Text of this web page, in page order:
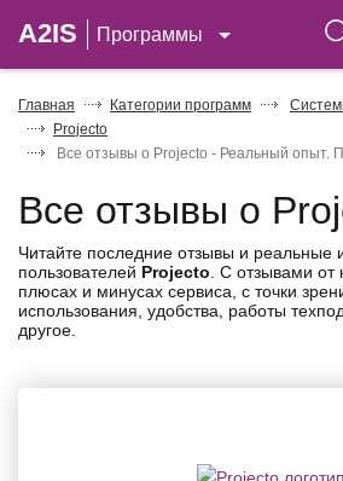
A2IS Программы
Главная Категории программ
Projecto
Все отзывы о Projecto - Реальный опыт.
Все отзывы о
Читайте последние отзывы и реальные
пользователей Projecto . С отзывами от
плюсах и минусах сервиса, с точки
использования, удобства, работы
другое.